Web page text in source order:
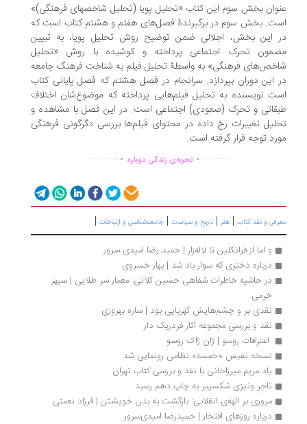
بخش سوم این کتاب «تحلیل پویا (تحلیل شاخص‏های فرهنگی)»
بخش سوم در برگیرندۀ فصل‌های هفتم و هشتم کتاب است که
این بخش، اجلالی ضمن توضیح روش تحلیل پویا، به تبیین
تحرک اجتماعی پرداخته و کوشیده با روش «تحلیل
فرهنگی» به واسطۀ تحلیل فیلم به شناخت فرهنگ جامعه
این دوران بپردازد. سرانجام در فصل هشتم که فصل پایانی کتاب
نویسنده به تحلیل فیلم‌هایی پرداخته که موضوع‌شان اختلاف
و تحرک (صعودی) اجتماعی است. در این فصل با مشاهده و
تغییرات رخ داده در محتوای فیلم‌ها بررسی دگرگونی فرهنگی
توجه قرار گرفته است.
............... .تجربه‌ی زندگی دوباره ...............
و نقد کتاب|هنر|تاریخ و سیاست |جامعه‌شناسی و ارتباطات |
و اما از فرانکلین تا لاله‌زار | حمید رضا امیدی سرور
درباره دختری که سوار باد شد | بهار خسروی
در حاشیه خاطرات شفاهی حسین کلانی: معمار سر طلایی | سپهر
نقدی بر و چشم‌هایش کهربایی بود | ساره بهروزی
نقد و بررسی مجموعه آثار فردریک دار
اعترافات روسو | ژان ژاک روسو
نسخه نفیس «خمسه» نظامی رونمایی شد
یاد مریم میرزاخانی با نقد و بررسی کتاب تهران
تاجرِ ونیزی شکسپیر به چاپ دهم رسید
مروری بر الهه‌ی انقلابی: بازگشت به بدن خویشتن | فرزاد نعمتی
درباره روزهای افتخار | حمیدرضا امیدی‌سرور